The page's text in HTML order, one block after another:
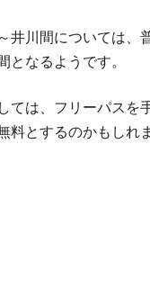
井川間については、
となるようです。
ては、フリーパスを
料とするのかもしれ